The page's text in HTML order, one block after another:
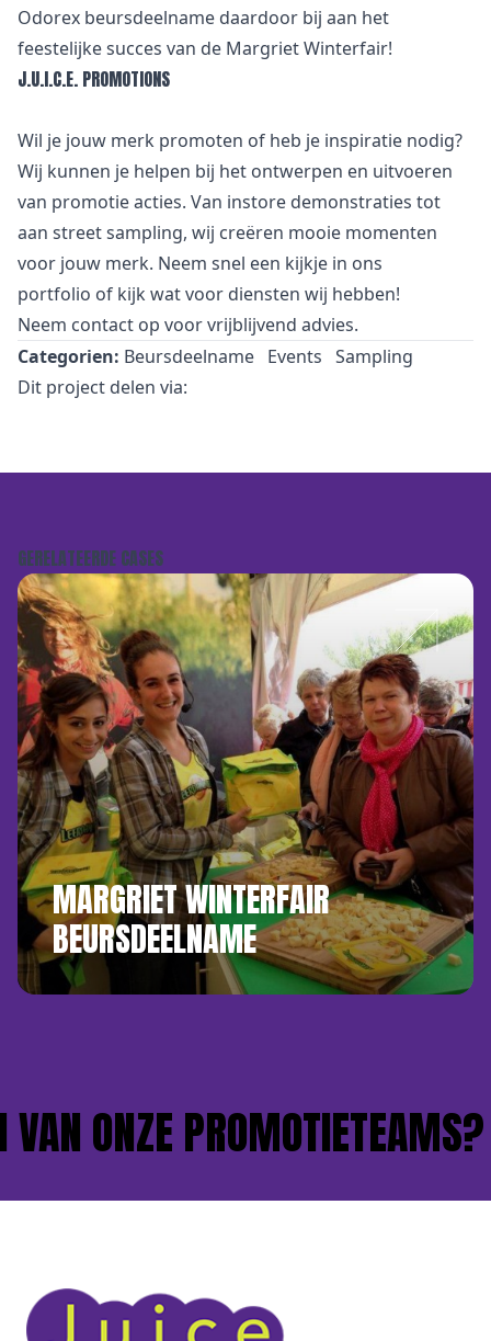
Odorex beursdeelname daardoor bij aan het
feestelijke succes van de Margriet Winterfair!
J.U.I.C.E. PROMOTIONS
Wil je jouw merk promoten of heb je inspiratie nodig?
Wij kunnen je helpen bij het ontwerpen en uitvoeren
van promotie acties. Van instore demonstraties tot
aan street sampling, wij creëren mooie momenten
voor jouw merk. Neem snel een kijkje in ons
portfolio of kijk wat voor diensten wij hebben!
Neem contact op voor vrijblijvend advies.
Categorien: Beursdeelname Events Sampling
Dit project delen via:
GERELATEERDE CASES
MARGRIET WINTERFAIR
BEURSDEELNAME
ONZE PROMOTIETEAMS?